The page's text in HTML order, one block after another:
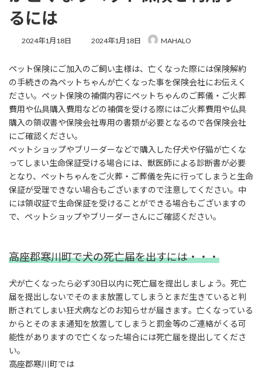
るには
2024年1月18日
最
新
日
時
:
2024年1月18日 MAHALO
ペット保険にご加入のご飼い主様は、亡くなった際には保険解約
の手続きの為ペットちゃんが亡くなった事を保険会社にお伝えく
ださい。ペット保険の補償内容にペットちゃんのご葬儀・ご火葬
費用や仏具購入費用などの補償を受ける際にはご火葬費用や仏具
購入の領収書や保険会社専用の書類が必要となるので各保険会社
にご確認ください。
ペットショップやブリーダーなどで購入した仔犬や仔猫が亡くな
ってしまい生命保証受ける場合には、獣医師による診断書が必要
となり、ペットちゃんをご火葬・ご葬儀を先に行ってしまうと生命
保証が受理できない場合もございますので注意してください。中
には領収証で生命保証を受けることができる場合もございますの
で、ペットショップやブリーダーさんにご確認ください。
高座郡寒川町で犬の死亡届を出すには・・・
犬が亡くなったら必ず30日以内に死亡届を提出しましょう。死亡
届を提出しないでそのまま放置してしまうとまだ生きていると判
断されてしまい狂犬病などのお知らせが届きます。亡くなっている
からとそのまま通知を放置してしまうと罰金等のご連絡がくる可
能性がありますので亡くなった場合には死亡届を提出してくださ
い。
高座郡寒川町では